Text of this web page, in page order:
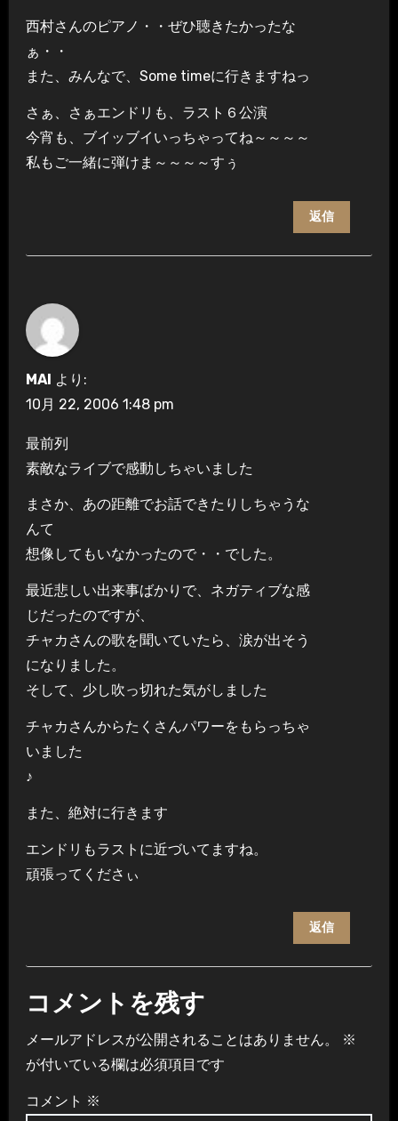
西村さんのピアノ・・ぜひ聴きたかったな
ぁ・・
また、みんなで、Some timeに行きますねっ
さぁ、さぁエンドリも、ラスト６公演
今宵も、ブイッブイいっちゃってね～～～～
私もご一緒に弾けま～～～～すぅ
返信
MAI より:
10月 22, 2006 1:48 pm
最前列
素敵なライブで感動しちゃいました
まさか、あの距離でお話できたりしちゃうな
んて
想像してもいなかったので・・でした。
最近悲しい出来事ばかりで、ネガティブな感
じだったのですが、
チャカさんの歌を聞いていたら、涙が出そう
になりました。
そして、少し吹っ切れた気がしました
チャカさんからたくさんパワーをもらっちゃ
いました
♪
また、絶対に行きます
エンドリもラストに近づいてますね。
頑張ってくださぃ
返信
コメントを残す
メールアドレスが公開されることはありません。
※
が付いている欄は必須項目です
コメント ※